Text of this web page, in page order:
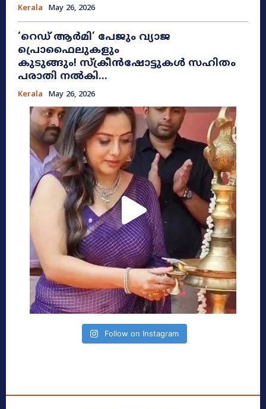
Kerala May 26, 2026
​‘റെഡ് ആർമി’ പേജും വ്യാജ
പ്രൊഫൈലുകളും
കുടുങ്ങും! സ്ക്രീൻഷോട്ടുകൾ സഹിതം
പരാതി നൽകി...
Kerala May 26, 2026
Follow on Instagram